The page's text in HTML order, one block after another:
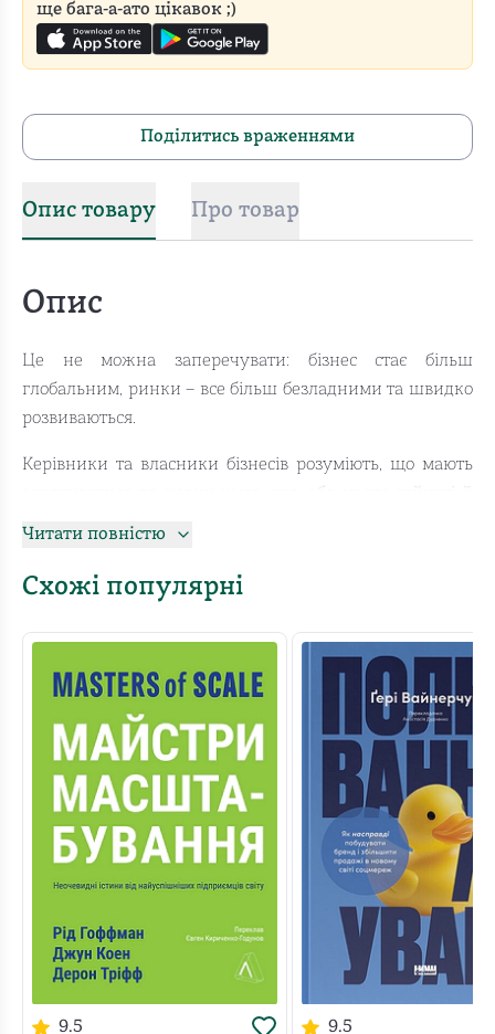
ще бага-а-ато цікавок ;)
Поділитись враженнями
Опис товару Про товар
Опис
Це не можна заперечувати: бізнес стає більш
глобальним, ринки – все більш безладними та швидко
розвиваються.
Керівники та власники бізнесів розуміють, що мають
не мають на то часу, або просто не розуміють, що саме
У «Гнучких брендах» пропонується досвід створення
аналізувати своє оточення; 2) створити
диференційоване та значуще позиціонування бренду;
3) втілити стратегію бренду в життя. Ви дізнаєтесь, як
використати на свою користь «слабкі місця»
конкурентів, а також вдосконалити те, що допоможе
вашому бренду запам’ятатися та виділитися на ринку.
Читати повністю
Схожі популярні
9.5 9.5